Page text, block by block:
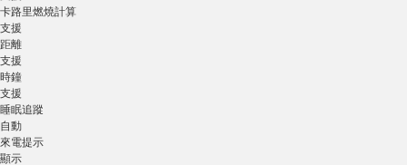
卡路里燃燒計算
支援
距離
支援
時鐘
支援
睡眠追蹤
自動
來電提示
顯示